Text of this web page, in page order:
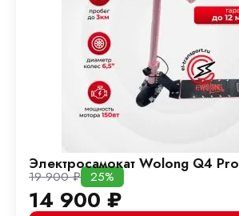
Электросамокат Wolong Q4 Pro
19 900₽ 25%
14 900 ₽